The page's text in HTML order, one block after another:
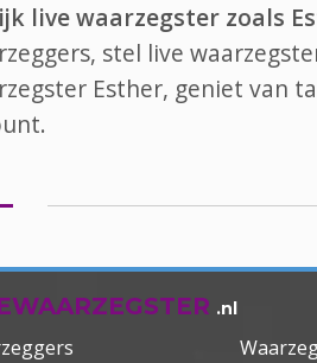
live waarzegster zoals
stel live
Esther, geniet van
.nl